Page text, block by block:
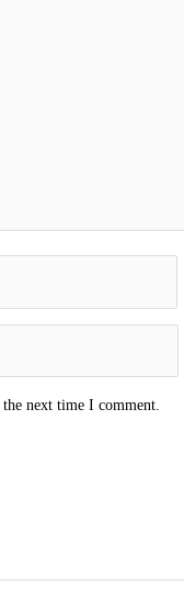
next time I comment.